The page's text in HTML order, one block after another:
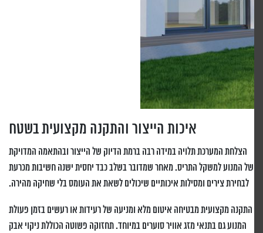
איכות הייצור והתקנה מקצועית בשטח
הצלחת המערכת תלויה במידה רבה ברמת הדיוק של הייצור ובהתאמה המדויקת
של המנוע למשקל התריס. מאחר שמדובר בשלב כבד יחסית ישנה חשיבות מכרעת
לבחירת צירים ומסילות איכותיים שיכולים לשאת את העומס בלי שחיקה מהירה.
התקנה מקצועית מבטיחה איטום מלא ומניעה של רעידות או רעשים בזמן פעולת
המנוע גם בתנאי מזג אוויר סוערים במיוחד. תחזוקה פשוטה הכוללת ניקוי אבק